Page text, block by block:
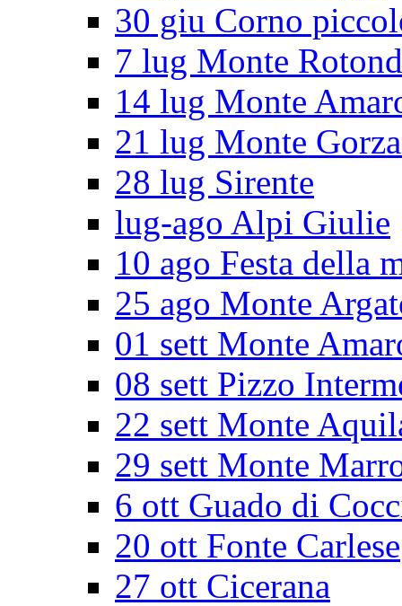
30 giu Corno
7 lug Monte
14 lug Monte
21 lug Monte
28 lug Sirente
lug-ago Alpi Giulie
10 ago Festa della
25 ago Monte
01 sett Monte
08 sett Pizzo
22 sett Monte
29 sett Monte
6 ott Guado di
20 ott Fonte Carlese
27 ott Cicerana